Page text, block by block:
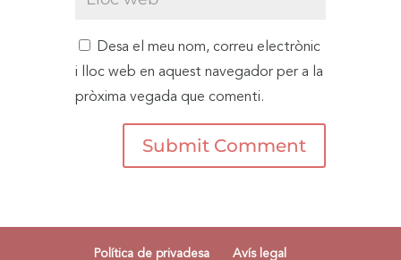
Desa el meu nom, correu electrònic
i lloc web en aquest navegador per a la
pròxima vegada que comenti.
Política de privadesa Avís legal